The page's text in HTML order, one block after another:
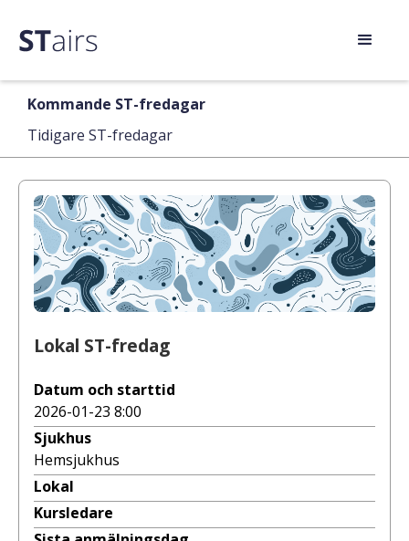
Kommande ST-fredagar
Tidigare ST-fredagar
Lokal ST-fredag
Datum och starttid
2026-01-23 8:00
Sjukhus
Hemsjukhus
Lokal
Kursledare